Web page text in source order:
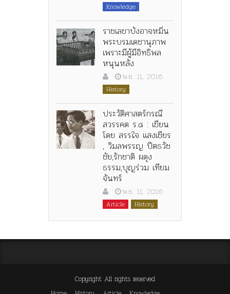
Knowledge
ราชเลขาบังอาจหมิ่น
พระบรมเดชานุภาพ
เพราะมีผู้มีอิทธิพล
หนุนหลัง
พ.ย. 11, 2016
History
ประวัติศาสตร์กรณี
สวรรคต ร.๘ : เขียน
โดย สรรใจ แสงเชียร
, วิมลพรรญ ปีตธวัช
ชัย,รักชาติ ผดุง
ธรรม,บุญร่วม เทียม
จันทร์
พ.ย. 11, 2016
Article History
Copyright All rights reserved